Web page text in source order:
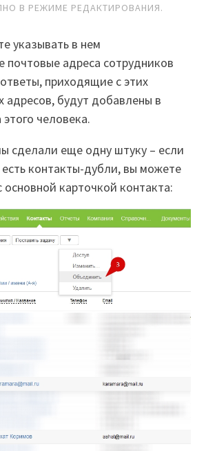
В РЕЖИМЕ РЕДАКТИРОВАНИЯ.
указывать в нем
почтовые адреса сотрудников
приходящие с этих
адресов, будут добавлены в
человека.
сделали еще одну штуку – если
есть контакты-дубли, вы можете
основной карточкой контакта: